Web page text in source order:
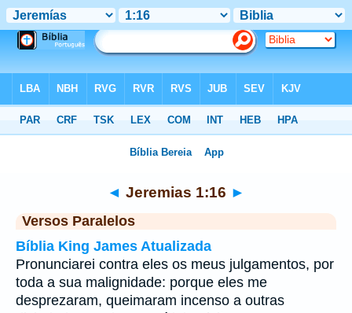
◄ Jeremias 1:16 ►
Versos Paralelos
Bíblia King James Atualizada
Pronunciarei contra eles os meus julgamentos, por
toda a sua malignidade: porque eles me
desprezaram, queimaram incenso a outras